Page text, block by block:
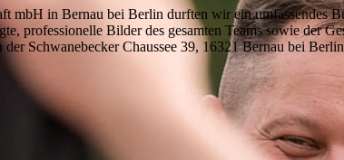
in Bernau bei Berlin durften wir ein umfassendes
professionelle Bilder des gesamten Teams sowie der
Schwanebecker Chaussee 39, 16321 Bernau bei